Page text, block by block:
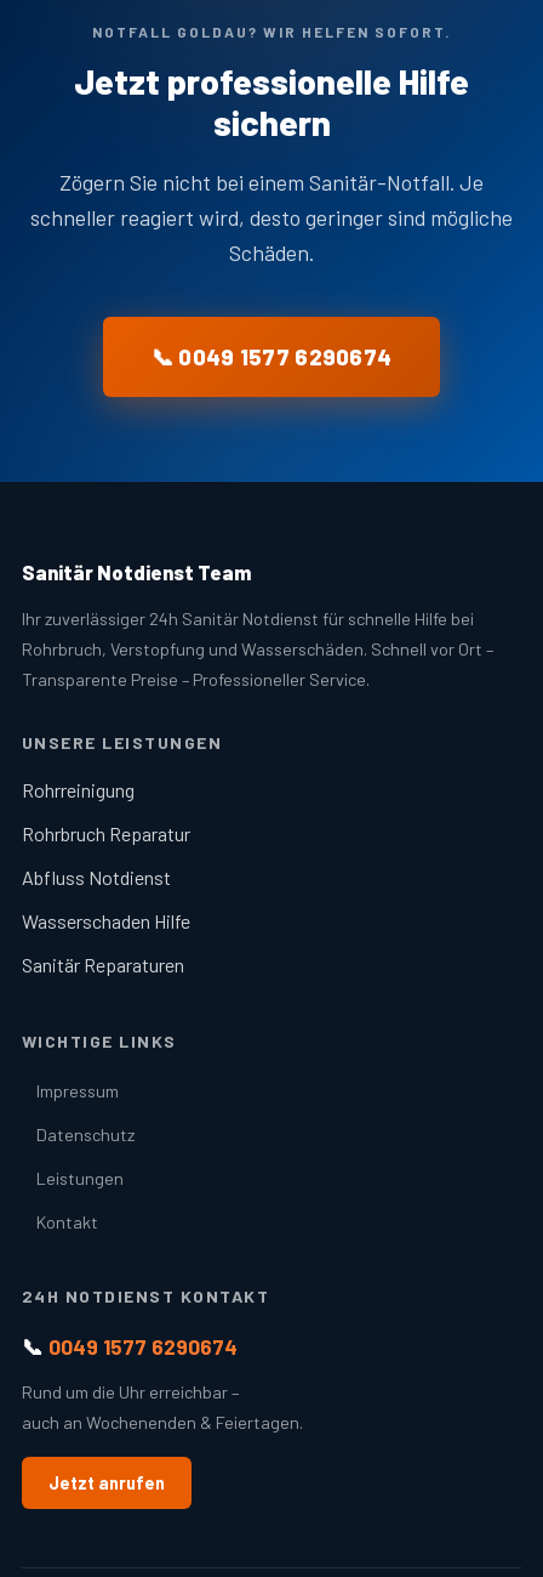
NOTFALL GOLDAU? WIR HELFEN SOFORT.
Jetzt professionelle Hilfe
sichern
Zögern Sie nicht bei einem Sanitär-Notfall. Je
schneller reagiert wird, desto geringer sind mögliche
Schäden.
📞 0049 1577 6290674
Sanitär Notdienst Team
Ihr zuverlässiger 24h Sanitär Notdienst für schnelle Hilfe bei
Rohrbruch, Verstopfung und Wasserschäden. Schnell vor Ort –
Transparente Preise – Professioneller Service.
UNSERE LEISTUNGEN
Rohrreinigung
Rohrbruch Reparatur
Abfluss Notdienst
Wasserschaden Hilfe
Sanitär Reparaturen
WICHTIGE LINKS
Impressum
Datenschutz
Leistungen
Kontakt
24H NOTDIENST KONTAKT
📞 0049 1577 6290674
Rund um die Uhr erreichbar –
auch an Wochenenden & Feiertagen.
Jetzt anrufen